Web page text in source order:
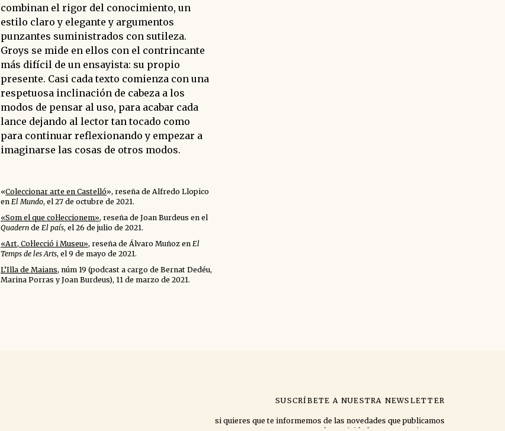
combinan el rigor del conocimiento, un
estilo claro y elegante y argumentos
punzantes suministrados con sutileza.
Groys se mide en ellos con el contrincante
más difícil de un ensayista: su propio
presente. Casi cada texto comienza con una
respetuosa inclinación de cabeza a los
modos de pensar al uso, para acabar cada
lance dejando al lector tan tocado como
para continuar reflexionando y empezar a
imaginarse las cosas de otros modos.
«Coleccionar arte en Castelló», reseña de Alfredo Llopico
en El Mundo, el 27 de octubre de 2021.
«Som el que col·leccionem», reseña de Joan Burdeus en el
Quadern de El país, el 26 de julio de 2021.
«Art, Col·lecció i Museu», reseña de Álvaro Muñoz en El
Temps de les Arts, el 9 de mayo de 2021.
L’Illa de Maians, núm 19 (podcast a cargo de Bernat Dedéu,
Marina Porras y Joan Burdeus), 11 de marzo de 2021.
SUSCRÍBETE A NUESTRA NEWSLETTER
si quieres que te informemos de las novedades que publicamos